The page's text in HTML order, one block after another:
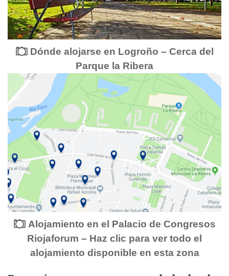
Dónde alojarse en Logroño – Cerca del
Parque la Ribera
Alojamiento en el Palacio de Congresos
Riojaforum – Haz clic para ver todo el
alojamiento disponible en esta zona